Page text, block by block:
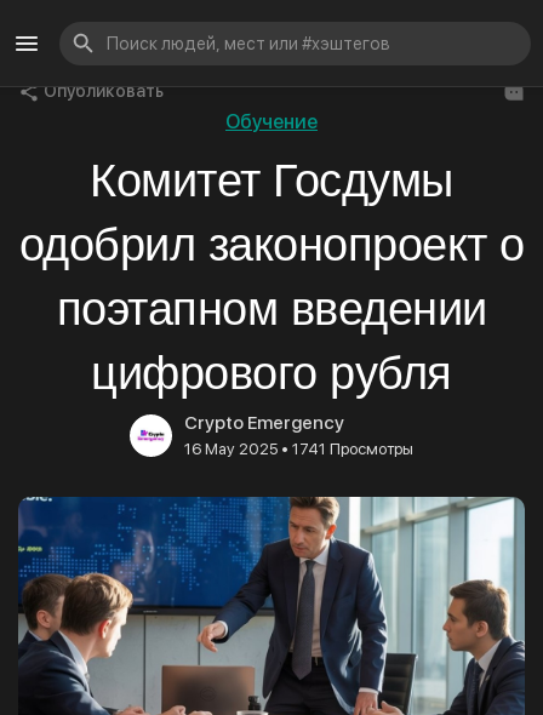
Опубликовать
Обучение
Комитет Госдумы
одобрил законопроект о
поэтапном введении
цифрового рубля
Crypto Emergency
16 May 2025 • 1741 Просмотры